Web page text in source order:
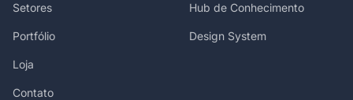
Setores
Portfólio
Loja
Contato
Hub de Conhecimento
Design System